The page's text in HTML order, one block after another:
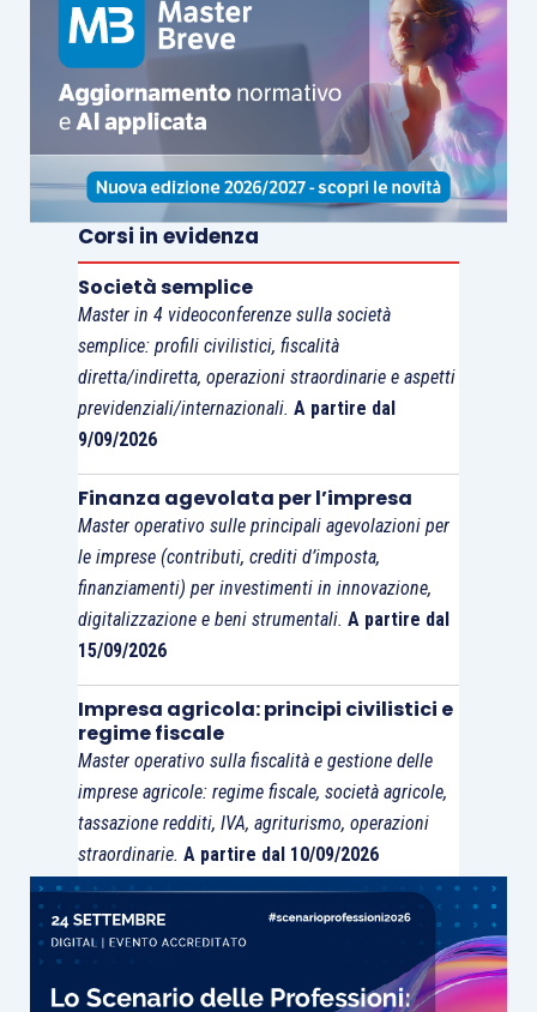
esposto nelrigo TD7tenendo conto che:
tale ammontare partecipa allimite annuo
di 700.000 euro
articolo 9, comma 2,
D.L. 35/2013);
l’utilizzo delcredito Iva infrannualedi
importo fino a 5.000 euro può essere
effettuato liberamente senza attendere il
giorno 10 del mese successivo a quello di
presentazione del modello TR dal quale
emergono;
al superamento del
limite di 5.000 euro
annui
dei crediti trimestrali maturati nell’anno
d’imposta) subentra l’obbligo di utilizzare
in compensazione i predetti crediti
partire dal decimo giorno successivo a
quello di presentazione dell’istanza
i contribuenti che intendono utilizzare in
superiori a 5.000 euro annui(elevato a
50.000 euro per le start-up innovative)
hannol’obbligo di richiedere
l’apposizione del visto di conformità
in alternativa, la sottoscrizione da parte
dell’organo di controllo;
lacompensazionerichiede l’utilizzo dei
canali telematici dell’Agenzia delle entrate
ed è vietata in caso di somme iscritte a
Corsi in evidenza
Società semplice
Master in 4 videoconferenze sulla società
semplice: profili civilistici, fiscalità
diretta/indiretta, operazioni straordinarie e aspetti
previdenziali/internazionali. A partire dal
9/09/2026
Finanza agevolata per l’impresa
Master operativo sulle principali agevolazioni per
le imprese (contributi, crediti d’imposta,
finanziamenti) per investimenti in innovazione,
digitalizzazione e beni strumentali. A partire dal
15/09/2026
Impresa agricola: principi civilistici e
regime fiscale
Master operativo sulla fiscalità e gestione delle
imprese agricole: regime fiscale, società agricole,
tassazione redditi, IVA, agriturismo, operazioni
straordinarie. A partire dal 10/09/2026